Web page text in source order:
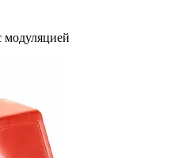
модуляцией